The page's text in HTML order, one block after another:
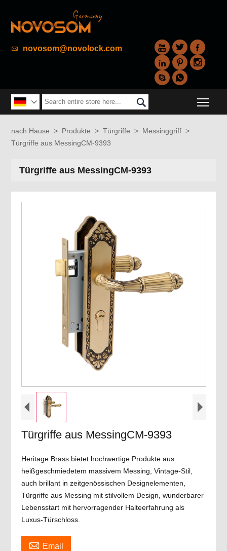
 novosom@novolock.com  






 
nach Hause > Produkte > Türgriffe > Messinggriff >
Türgriffe aus MessingCM-9393
Türgriffe aus MessingCM-9393
Türgriffe aus MessingCM-9393
Heritage Brass bietet hochwertige Produkte aus
heißgeschmiedetem massivem Messing, Vintage-Stil,
auch brillant in zeitgenössischen Designelementen,
Türgriffe aus Messing mit stilvollem Design, wunderbarer
Lebensstart mit hervorragender Halteerfahrung als
Luxus-Türschloss.
 Email